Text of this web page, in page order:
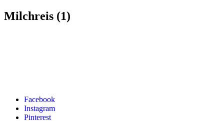
Facebook
Instagram
Pinterest
Milchreis (1)